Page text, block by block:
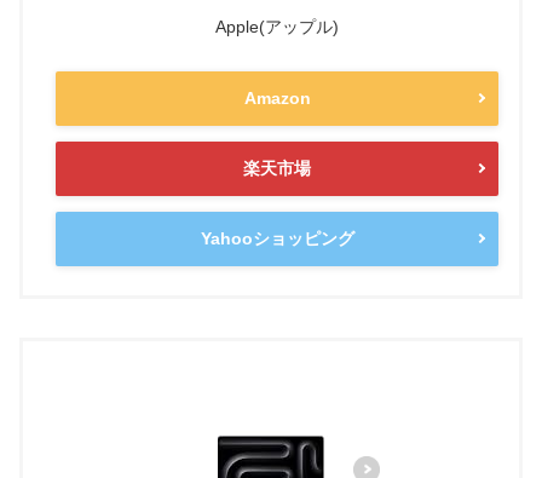
Apple(アップル)
Amazon
楽天市場
Yahooショッピング